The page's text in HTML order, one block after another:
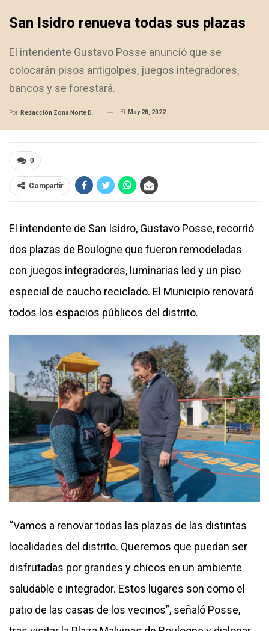
San Isidro renueva todas sus plazas
El intendente Gustavo Posse anunció que se
colocarán pisos antigolpes, juegos integradores,
bancos y se forestará.
Por Redacción Zona Norte Daily El May 28, 2022
0
Compartir
El intendente de San Isidro, Gustavo Posse, recorrió
dos plazas de Boulogne que fueron remodeladas
con juegos integradores, luminarias led y un piso
especial de caucho reciclado. El Municipio renovará
todos los espacios públicos del distrito.
“Vamos a renovar todas las plazas de las distintas
localidades del distrito. Queremos que puedan ser
disfrutadas por grandes y chicos en un ambiente
saludable e integrador. Estos lugares son como el
patio de las casas de los vecinos”, señaló Posse,